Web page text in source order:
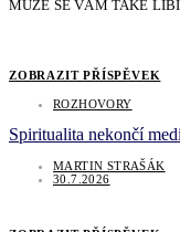
MŮŽE SE VÁM TAKÉ
ZOBRAZIT PŘÍSPĚVEK
ROZHOVORY
Spiritualita nekončí
MARTIN STRAŠÁK
30.7.2026